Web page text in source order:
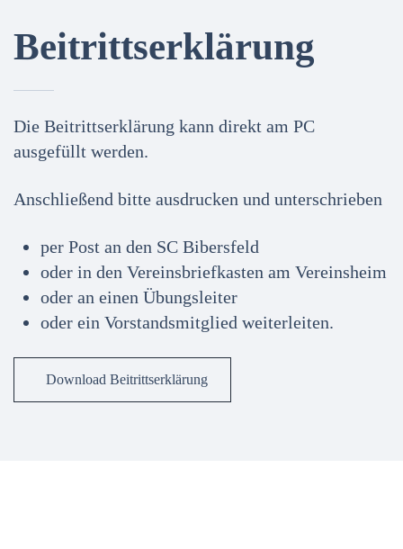
Beitrittserklärung
Die Beitrittserklärung kann direkt am PC
ausgefüllt werden.
Anschließend bitte ausdrucken und unterschrieben
per Post an den SC Bibersfeld
oder in den Vereinsbriefkasten am Vereinsheim
oder an einen Übungsleiter
oder ein Vorstandsmitglied weiterleiten.
Download Beitrittserklärung